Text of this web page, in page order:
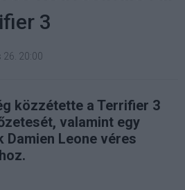
3
26. 20:00
közzétette a Terrifier 3
valamint egy
Leone véres